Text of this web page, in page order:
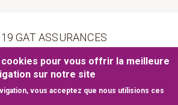
GAT ASSURANCES
d’utilisation
Plan du site
cookies pour vous offrir la meilleure
sur notre site
vous acceptez que nous utilisions ces